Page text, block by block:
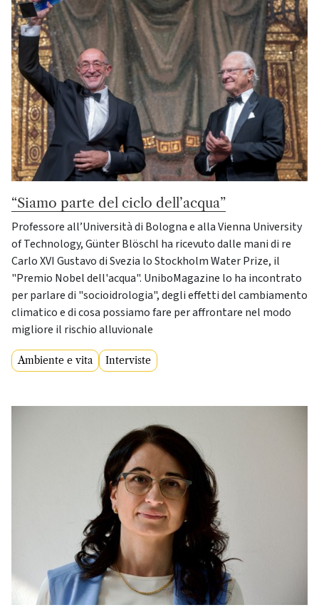
“Siamo parte del ciclo dell’acqua”
Professore all’Università di Bologna e alla Vienna University
of Technology, Günter Blöschl ha ricevuto dalle mani di re
Carlo XVI Gustavo di Svezia lo Stockholm Water Prize, il
"Premio Nobel dell'acqua". UniboMagazine lo ha incontrato
per parlare di "socioidrologia", degli effetti del cambiamento
climatico e di cosa possiamo fare per affrontare nel modo
migliore il rischio alluvionale
Ambiente e vita Interviste